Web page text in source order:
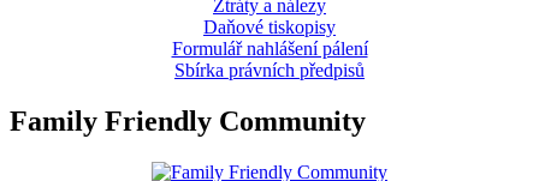
Ztráty a nálezy
Daňové tiskopisy
Formulář nahlášení pálení
Sbírka právních předpisů
Family Friendly Community